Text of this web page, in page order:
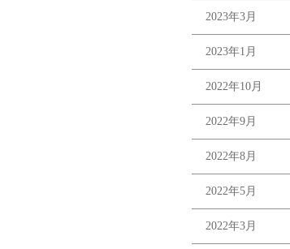
2023年3月
2023年1月
2022年10月
2022年9月
2022年8月
2022年5月
2022年3月